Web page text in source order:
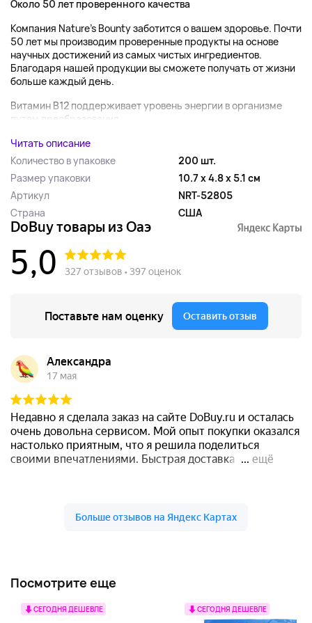
Около 50 лет проверенного качества
Компания Nature's Bounty заботится о вашем здоровье. Почти
50 лет мы производим проверенные продукты на основе
научных достижений из самых чистых ингредиентов.
Благодаря нашей продукции вы сможете получать от жизни
больше каждый день.
Витамин B12 поддерживает уровень энергии в организме
путем преобразования...
Читать описание
Количество в упаковке
200 шт.
Размер упаковки
10.7 x 4.8 x 5.1 см
Артикул
NRT-52805
Страна
США
Посмотрите еще
СЕГОДНЯ ДЕШЕВЛЕ СЕГОДНЯ ДЕШЕВЛЕ